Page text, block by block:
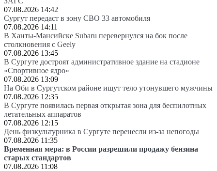
07.08.2026 14:42
Сургут передаст в зону СВО 33 автомобиля
07.08.2026 14:11
В Ханты-Мансийске Subaru перевернулся на бок после
столкновения с Geely
07.08.2026 13:45
В Сургуте достроят административное здание на стадионе
«Спортивное ядро»
07.08.2026 13:09
На Оби в Сургутском районе ищут тело утонувшего мужчины
07.08.2026 12:35
В Сургуте появилась первая открытая зона для беспилотных
летательных аппаратов
07.08.2026 12:15
День физкультурника в Сургуте перенесли из-за непогоды
07.08.2026 11:35
Временная мера: в России разрешили продажу бензина
старых стандартов
07.08.2026 11:08